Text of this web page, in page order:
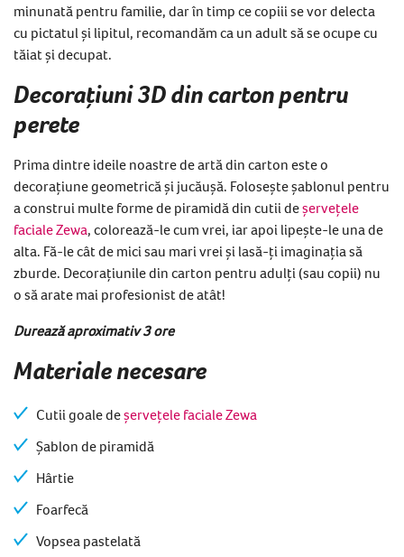
minunată pentru familie, dar în timp ce copiii se vor delecta
cu pictatul și lipitul, recomandăm ca un adult să se ocupe cu
tăiat și decupat.
Decorațiuni 3D din carton pentru
perete
Prima dintre ideile noastre de artă din carton este o
decorațiune geometrică și jucăușă. Folosește șablonul pentru
a construi multe forme de piramidă din cutii deșervețele
faciale Zewa, colorează-le cum vrei, iar apoi lipește-le una de
alta. Fă-le cât de mici sau mari vrei și lasă-ți imaginația să
zburde. Decorațiunile din carton pentru adulți (sau copii) nu
o să arate mai profesionist de atât!
Durează aproximativ 3 ore
Materiale necesare
Cutii goale deșervețele faciale Zewa
Șablon de piramidă
Hârtie
Foarfecă
Vopsea pastelată